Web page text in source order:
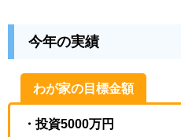
今年の実績
わが家の目標金額
・投資5000万円